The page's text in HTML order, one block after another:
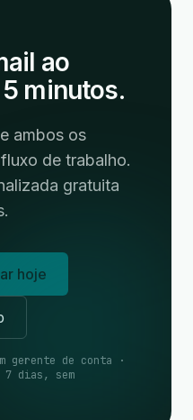
ao
minutos.
ambos os
de trabalho.
gratuita
hoje
gerente de conta ·
7 dias, sem